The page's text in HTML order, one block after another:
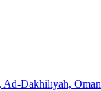
Ad-Dākhilīyah, Oman